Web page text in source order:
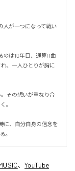
人が一つになって戦い
は10年目、通算11曲
、一人ひとりが胸に
その想いが重なり合
。
に、自分自身の信念を
。
、 YouTube